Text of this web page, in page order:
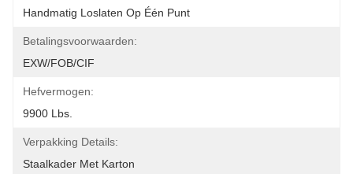
Handmatig Loslaten Op Één Punt
Betalingsvoorwaarden:
EXW/FOB/CIF
Hefvermogen:
9900 Lbs.
Verpakking Details:
Staalkader Met Karton